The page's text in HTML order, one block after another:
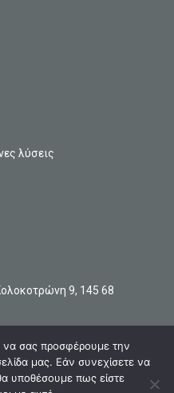
λύσεις
9, 145 68
να σας προσφέρουμε την
μας. Εάν συνεχίσετε να
υποθέσουμε πως είστε